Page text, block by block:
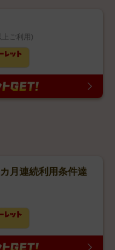
ご利用)
月連続利用条件達